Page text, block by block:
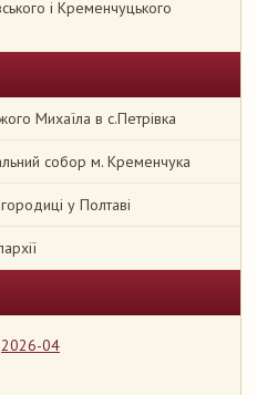
і Кременчуцького
Михаїла в с.Петрівка
собор м. Кременчука
у Полтаві
2026-04